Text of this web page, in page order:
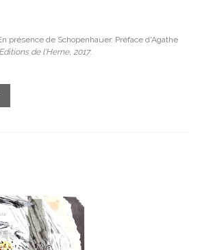
présence de Schopenhauer. Préface d'Agathe
de l'Herne, 2017.